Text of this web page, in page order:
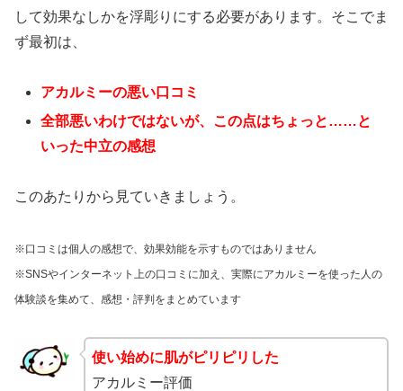
して効果なしかを浮彫りにする必要があります。そこでま
ず最初は、
アカルミーの悪い口コミ
全部悪いわけではないが、この点はちょっと……と
いった中立の感想
このあたりから見ていきましょう。
※口コミは個人の感想で、効果効能を示すものではありません
※SNSやインターネット上の口コミに加え、実際にアカルミーを使った人の
体験談を集めて、感想・評判をまとめています
使い始めに肌がピリピリした
アカルミー評価